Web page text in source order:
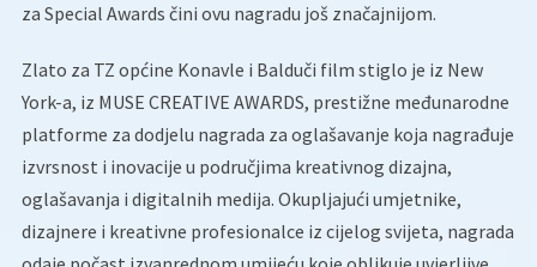
za Special Awards čini ovu nagradu još značajnijom.
Zlato za TZ općine Konavle i Balduči film stiglo je iz New
York-a, iz MUSE CREATIVE AWARDS, prestižne međunarodne
platforme za dodjelu nagrada za oglašavanje koja nagrađuje
izvrsnost i inovacije u područjima kreativnog dizajna,
oglašavanja i digitalnih medija. Okupljajući umjetnike,
dizajnere i kreativne profesionalce iz cijelog svijeta, nagrada